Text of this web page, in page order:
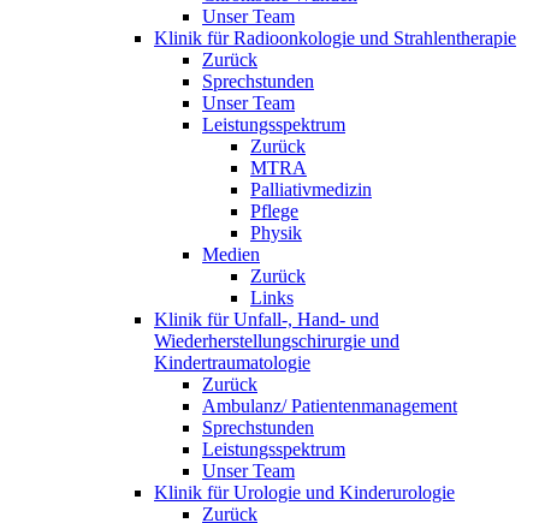
Unser Team
Klinik für Radioonkologie und Strahlentherapie
Zurück
Sprechstunden
Unser Team
Leistungsspektrum
Zurück
MTRA
Palliativmedizin
Pflege
Physik
Medien
Zurück
Links
Klinik für Unfall-, Hand- und
Wiederherstellungschirurgie und
Kindertraumatologie
Zurück
Ambulanz/ Patientenmanagement
Sprechstunden
Leistungsspektrum
Unser Team
Klinik für Urologie und Kinderurologie
Zurück